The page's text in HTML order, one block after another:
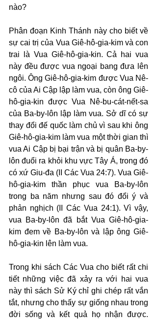
nào?
Phân đoạn Kinh Thánh này cho biết về
sự cai trị của Vua Giê-hô-gia-kim và con
trai là Vua Giê-hô-gia-kin. Cả hai vua
này đều được vua ngoại bang đưa lên
ngôi. Ông Giê-hô-gia-kim được Vua Nê-
cô của Ai Cập lập làm vua, còn ông Giê-
hô-gia-kin được Vua Nê-bu-cát-nết-sa
của Ba-by-lôn lập làm vua. Sở dĩ có sự
thay đổi đế quốc làm chủ vì sau khi ông
Giê-hô-gia-kim làm vua một thời gian thì
vua Ai Cập bị bại trận và bị quân Ba-by-
lôn đuổi ra khỏi khu vực Tây Á, trong đó
có xứ Giu-đa (II Các Vua 24:7). Vua Giê-
hô-gia-kim thần phục vua Ba-by-lôn
trong ba năm nhưng sau đó đổi ý và
phản nghịch (II Các Vua 24:1). Vì vậy,
vua Ba-by-lôn đã bắt Vua Giê-hô-gia-
kim đem về Ba-by-lôn và lập ông Giê-
hô-gia-kin lên làm vua.
Trong khi sách Các Vua cho biết rất chi
tiết những việc đã xảy ra với hai vua
này thì sách Sử Ký chỉ ghi chép rất vắn
tắt, nhưng cho thấy sự giống nhau trong
đời sống và kết quả họ nhận được.